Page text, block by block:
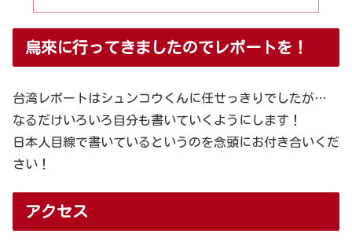
烏來に行ってきましたのでレポートを！
台湾レポートはシュンコウくんに任せっきりでしたが…
なるだけいろいろ自分も書いていくようにします！
日本人目線で書いているというのを念頭にお付き合いくだ
さい！
アクセス